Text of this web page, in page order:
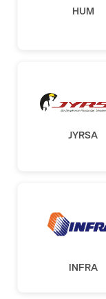
HUM
JYRSA
INFRA